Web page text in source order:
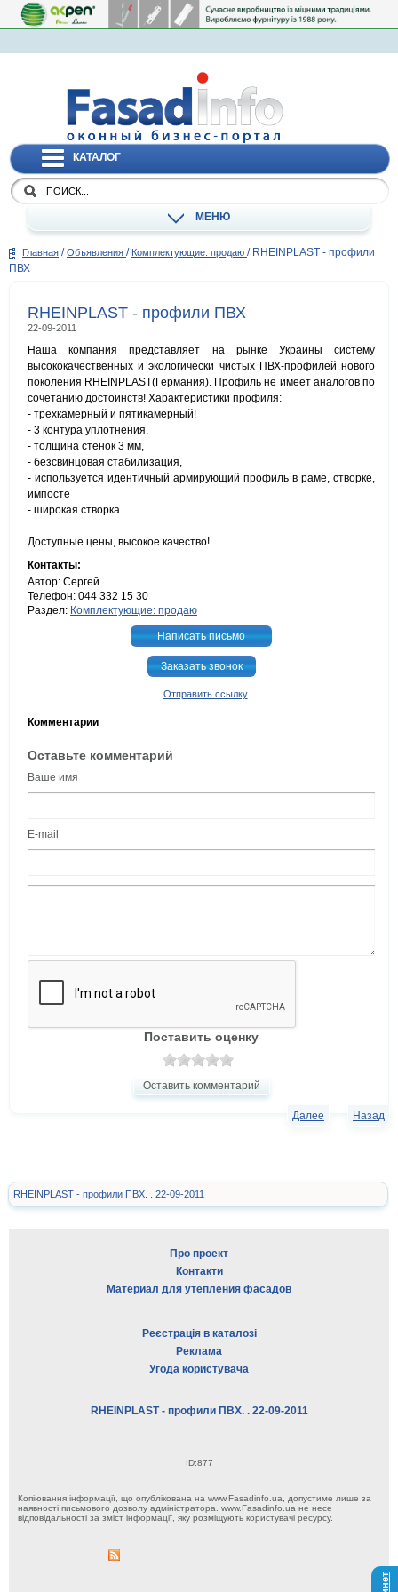
КАТАЛОГ
МЕНЮ
Главная / Объявления / Комплектующие: продаю / RHEINPLAST - профили
ПВХ
RHEINPLAST - профили ПВХ
22-09-2011
Наша компания представляет на рынке Украины систему
высококачественных и экологически чистых ПВХ-профилей нового
поколения RHEINPLAST(Германия). Профиль не имеет аналогов по
сочетанию достоинств! Характеристики профиля:
- трехкамерный и пятикамерный!
- 3 контура уплотнения,
- толщина стенок 3 мм,
- безсвинцовая стабилизация,
- используется идентичный армирующий профиль в раме, створке,
импосте
- широкая створка
Доступные цены, высокое качество!
Контакты:
Автор: Сергей
Телефон: 044 332 15 30
Раздел: Комплектующие: продаю
Написать письмо
Заказать звонок
Отправить ссылку
Комментарии
Оставьте комментарий
Ваше имя
E-mail
Поставить оценку
Оставить комментарий
Назад
Далее
RHEINPLAST - профили ПВХ. . 22-09-2011
Про проект
Контакти
Материал для утепления фасадов
Реєстрація в каталозі
Реклама
Угода користувача
RHEINPLAST - профили ПВХ. . 22-09-2011
ID:877
Копіювання інформації, що опублікована на www.Fasadinfo.ua, допустиме лише за
наявності письмового дозволу адміністратора. www.Fasadinfo.ua не несе
відповідальності за зміст інформації, яку розміщують користувачі ресурсу.